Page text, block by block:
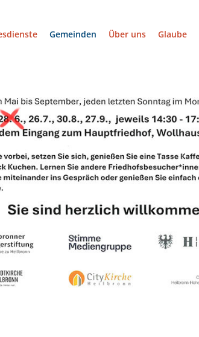
Gemeinden Über uns Glaube